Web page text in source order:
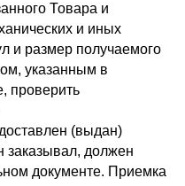
Товара и
и иных
и размер получаемого
указанным в
проверить
(выдан)
заказывал, должен
документе. Приемка